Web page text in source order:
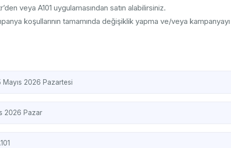
veya A101 uygulamasından satın alabilirsiniz.
koşullarının tamamında değişiklik yapma ve/veya kampanyayı
Mayıs 2026 Pazartesi
2026 Pazar